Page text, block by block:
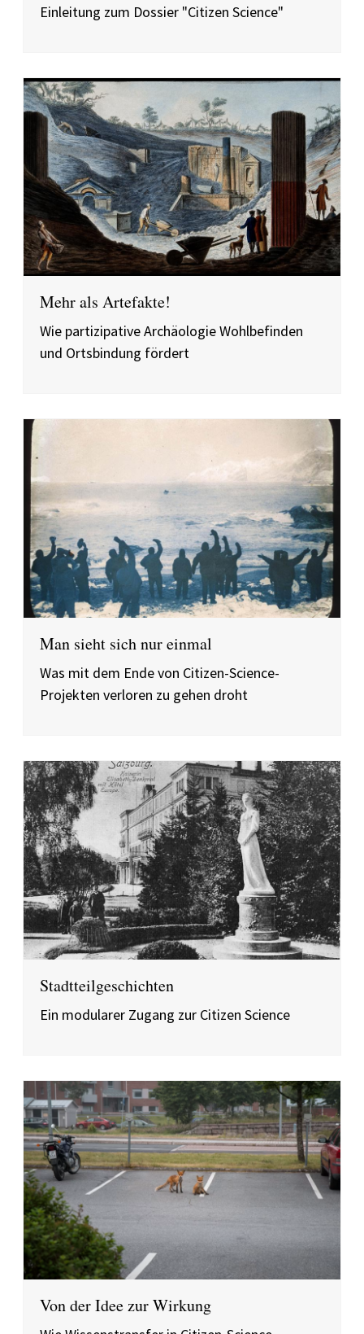
Einleitung zum Dossier "Citizen Science"
Mehr als Artefakte!
Wie partizipative Archäologie Wohlbefinden
und Ortsbindung fördert
Man sieht sich nur einmal
Was mit dem Ende von Citizen-Science-
Projekten verloren zu gehen droht
Stadtteilgeschichten
Ein modularer Zugang zur Citizen Science
Von der Idee zur Wirkung